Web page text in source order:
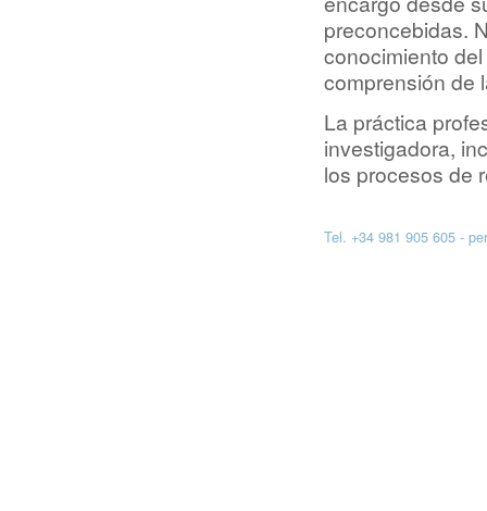
preconcebidas.
conocimiento
comprensión de
La práctica
investigadora,
los procesos de
Tel. +34 981 905 605 -